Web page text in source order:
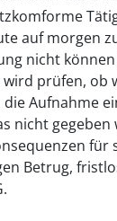
auf morgen
nicht
wird prüfen, ob
Aufnahme
nicht
für
Betrug,